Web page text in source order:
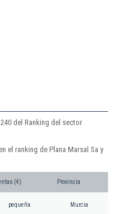
del Ranking del sector
el ranking de Plana Marsal Sa y
(€) Provincia
pequeña Murcia